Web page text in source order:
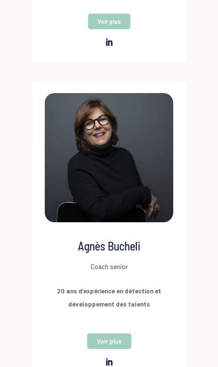
Son expérience :
Chef de projet dans un grand
groupe de conseil, elle s'investit dans le champ
de la mobilité professionnelle, pilote des missions
des managers et des acteurs de la fonction
ressources humaines : elle conçoit l'ingénierie
pédagogique et anime des parcours
personnalisés de formation, de transmission de
savoirs-faires. Directrice du département Talent
Management, elle complète son expertise par la
pratique de l'évaluation de compétences et de
conception de development center. Coach en
carrière et en management, elle accompagne des
managers et des collaborateurs pour développer
situations de changement.
Tel : 06 32 18 60 38
Voir plus
Agnès Bucheli
Coach senior
20 ans d’expérience en détection et
développement des talents
Son expérience :
20 ans au service du
système d’information de la Banque et de la
Finance dans un grand groupe informatique
Voir plus